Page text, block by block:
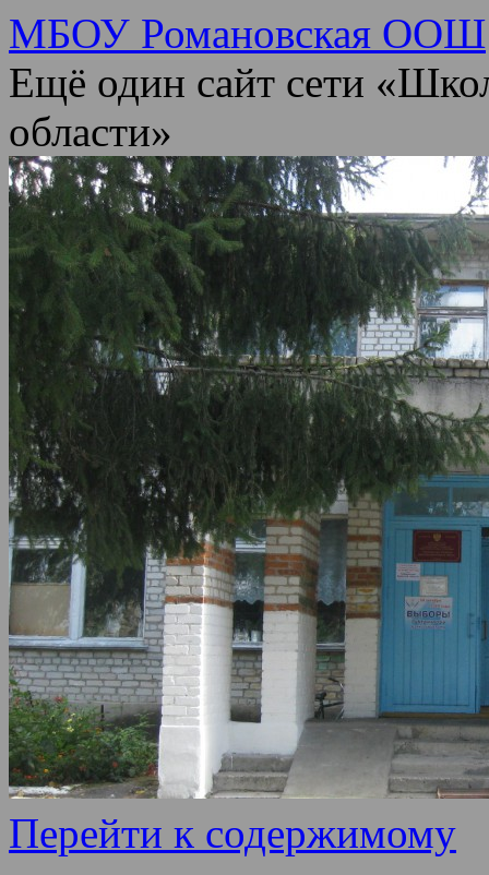
МБОУ Романовская ООШ
Ещё один сайт сети
области»
Перейти к содержимому